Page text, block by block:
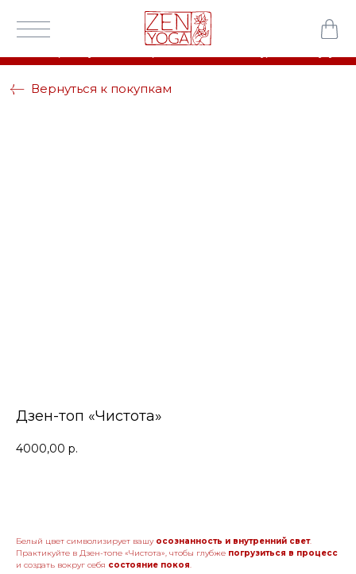
Вернуться к покупкам
Дзен-топ «Чистота»
4000,00 р.
Белый цвет символизирует вашу осознанность и внутренний свет.
Практикуйте в Дзен-топе «Чистота», чтобы глубже погрузиться в процесс
и создать вокруг себя состояние покоя.